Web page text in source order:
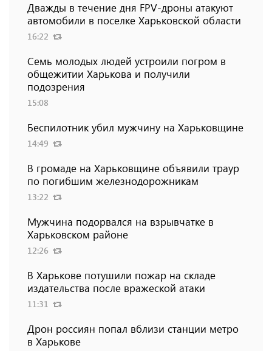
Дважды в течение дня FPV-дроны атакуют
автомобили в поселке Харьковской области
16:22
Семь молодых людей устроили погром в
общежитии Харькова и получили
подозрения
15:08
Беспилотник убил мужчину на Харьковщине
14:49
В громаде на Харьковщине объявили траур
по погибшим железнодорожникам
13:22
Мужчина подорвался на взрывчатке в
Харьковском районе
12:26
В Харькове потушили пожар на складе
издательства после вражеской атаки
11:31
Дрон россиян попал вблизи станции метро
в Харькове